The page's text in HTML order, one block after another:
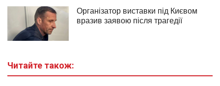
Читайте також: